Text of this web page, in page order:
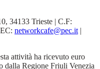
34133 Trieste | C.F:
networkcafe@pec.it |
attività ha ricevuto euro
dalla Regione Friuli Venezia